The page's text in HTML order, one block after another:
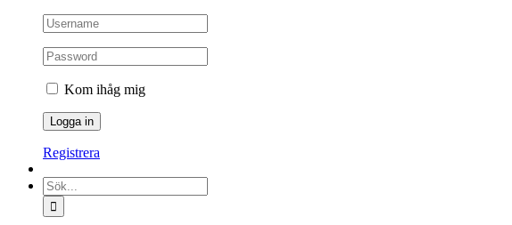
Kom ihåg mig
Registrera
Sök
efter: